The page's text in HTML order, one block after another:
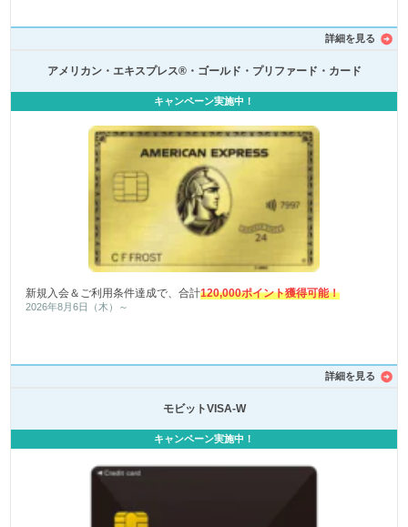
詳細を見る
アメリカン・エキスプレス®・ゴールド・プリファード・カード
新規入会＆ご利用条件達成で、合計120,000ポイント獲得可能！
2026年8月6日（木）～
キャンペーン実施中！
詳細を見る
モビットVISA-W
キャンペーン実施中！